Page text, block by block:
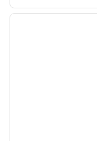
1 sur 12